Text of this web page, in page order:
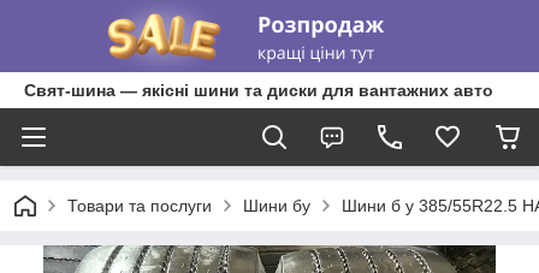
Свят-шина — якісні шини та диски для вантажних авто
Товари та послуги Шини бу Шини б у 385/55R22.5